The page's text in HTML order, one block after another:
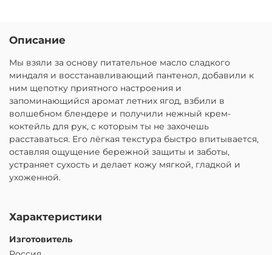
Описание
Мы взяли за основу питательное масло сладкого
миндаля и восстанавливающий пантенол, добавили к
ним щепотку приятного настроения и
запоминающийся аромат летних ягод, взбили в
волшебном блендере и получили нежный крем-
коктейль для рук, с которым ты не захочешь
расставаться. Его лёгкая текстура быстро впитывается,
оставляя ощущение бережной защиты и заботы,
устраняет сухость и делает кожу мягкой, гладкой и
ухоженной.
Характеристики
Изготовитель